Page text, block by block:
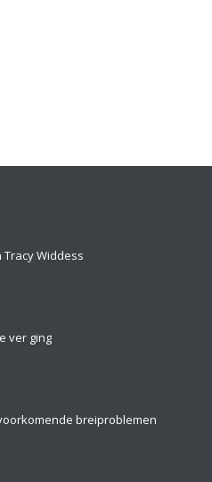
Widdess
ver ging
breiproblemen